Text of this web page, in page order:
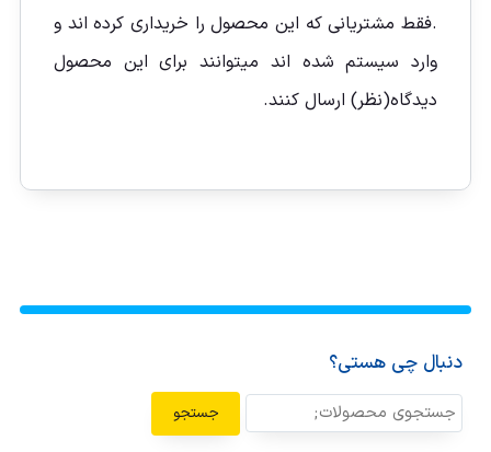
.فقط مشتریانی که این محصول را خریداری کرده اند و
وارد سیستم شده اند میتوانند برای این محصول
دیدگاه(نظر) ارسال کنند.
دنبال چی هستی؟
جستجو